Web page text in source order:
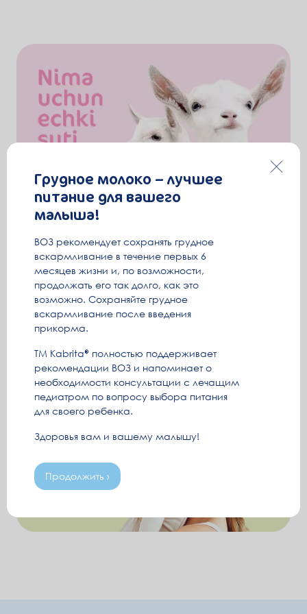
Грудное молоко – лучшее
питание для вашего
малыша!
ВОЗ рекомендует сохранять грудное
вскармливание в течение первых 6
месяцев жизни и, по возможности,
продолжать его так долго, как это
возможно. Сохраняйте грудное
вскармливание после введения
прикорма.
ТМ Kabrita
полностью поддерживает
рекомендации ВОЗ и напоминает о
необходимости консультации с лечащим
педиатром по вопросу выбора питания
для своего ребенка.
Здоровья вам и вашему малышу!
Продолжить ›